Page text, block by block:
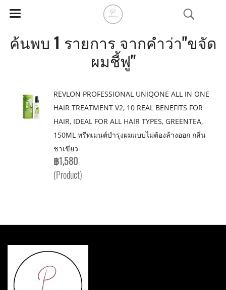
ค้นพบ 1 รายการ จากคำว่า"ขจัด
ผมชี้ฟู"
REVLON PROFESSIONAL UNIQONE ALL IN ONE
HAIR TREATMENT V2, 10 REAL BENEFITS FOR
HAIR, IDEAL FOR ALL HAIR TYPES, GREENTEA,
150ML ทรีทเมนต์บำรุงผมแบบไม่ต้องล้างออก กลิ่น
ชาเขียว
฿1,580
(Product)